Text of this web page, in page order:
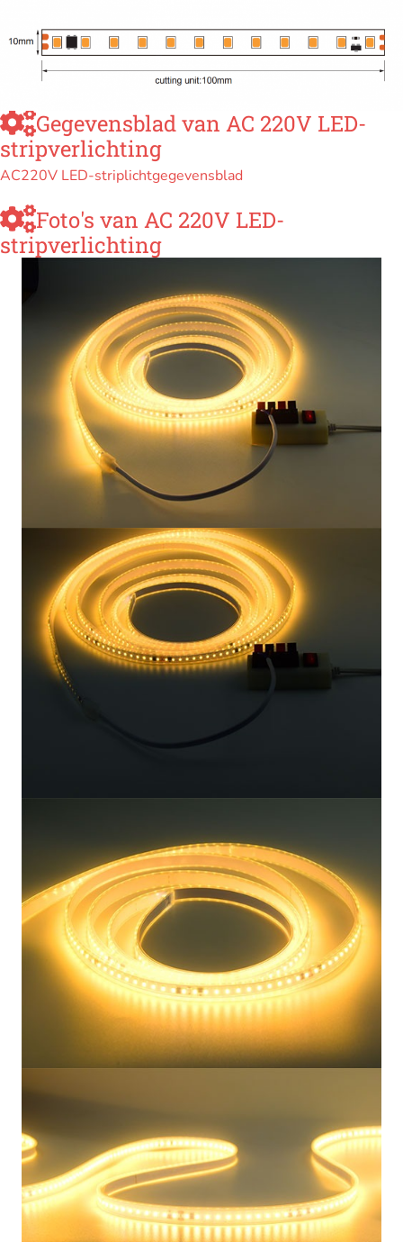
Gegevensblad van AC 220V LED-
stripverlichting
AC220V LED-striplichtgegevensblad
Foto's van AC 220V LED-
stripverlichting